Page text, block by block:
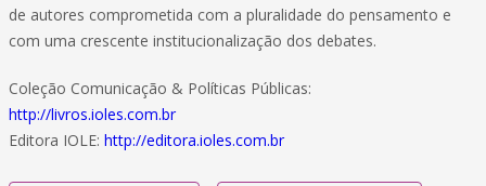
de autores comprometida com a pluralidade do pensamento e
com uma crescente institucionalização dos debates.
Coleção Comunicação & Políticas Públicas:
http://livros.ioles.com.br
Editora IOLE: http://editora.ioles.com.br